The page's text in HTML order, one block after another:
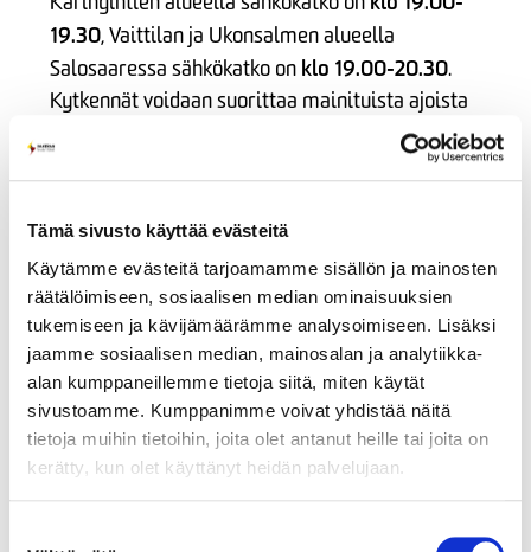
Tämä sivusto käyttää evästeitä
Käytämme evästeitä tarjoamamme sisällön ja mainosten
räätälöimiseen, sosiaalisen median ominaisuuksien
tukemiseen ja kävijämäärämme analysoimiseen. Lisäksi
jaamme sosiaalisen median, mainosalan ja analytiikka-
alan kumppaneillemme tietoja siitä, miten käytät
sivustoamme. Kumppanimme voivat yhdistää näitä
tietoja muihin tietoihin, joita olet antanut heille tai joita on
kerätty, kun olet käyttänyt heidän palvelujaan.
19.30, Vaittilan ja Ukonsalmen alueella
Salosaaressa sähkökatko on klo 19.00-20.30.
Kytkennät voidaan suorittaa mainituista ajoista
Katkoksista on ilmoitettu tekstiviestitse
Pahoittelemme katkosta aiheutuvaa haittaa.
Lisätietoja sähkökatkoon liittyen: puh. 050 439
6534, Imatran Seudun Sähkönsiirto Oy
Jaa somessa